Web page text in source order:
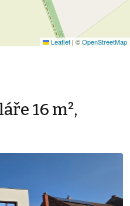
Leaflet | ©OpenStreetMap
16 m²,